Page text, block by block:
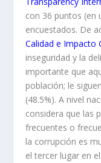
con 36 puntos (en
encuestados. De
Calidad e Impacto
inseguridad y la
importante que
población; le
(48.5%). A nivel
considera que las
frecuentes o
la corrupción es
el tercer lugar en